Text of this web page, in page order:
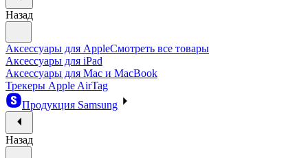
Назад
Аксессуары для AppleСмотреть все товары
Аксессуары для iPad
Аксессуары для Mac и MacBook
Трекеры Apple AirTag
Продукция Samsung
Назад